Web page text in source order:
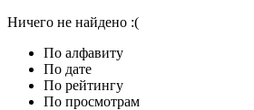
Ничего не найдено :(
По алфавиту
По дате
По рейтингу
По просмотрам